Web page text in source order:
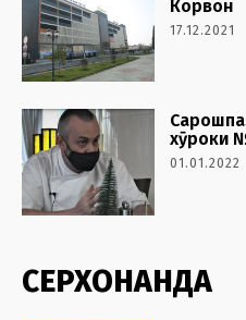
Корвон
17.12.2021
хӯроки
01.01.2022
СЕРХОНАНДА